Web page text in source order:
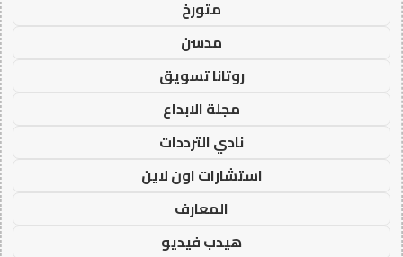
متورخ
مدسن
روتانا تسويق
مجلة الابداع
نادي الترددات
استشارات اون لاين
المعارف
هيدب فيديو